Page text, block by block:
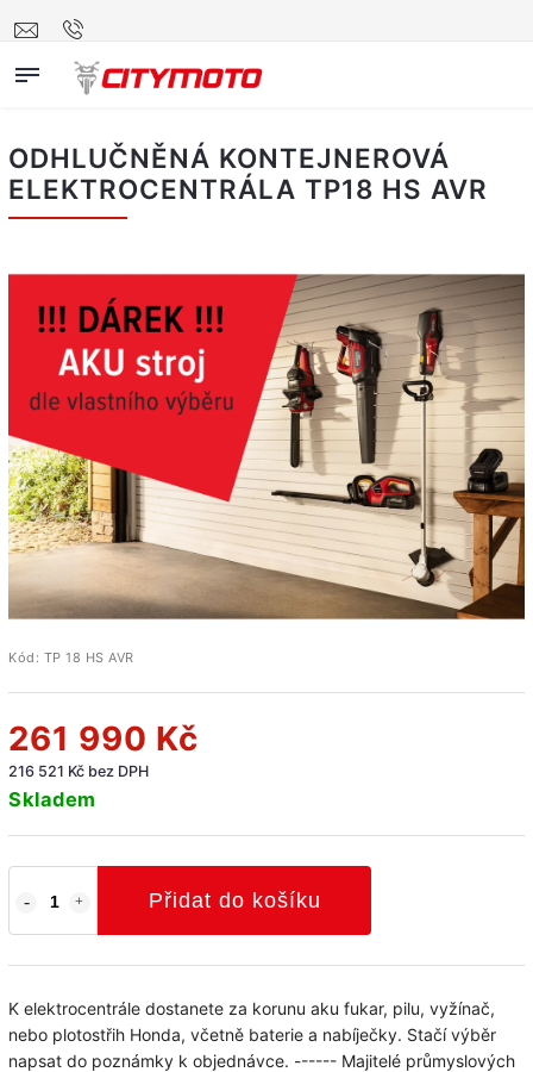
ODHLUČNĚNÁ KONTEJNEROVÁ
ELEKTROCENTRÁLA TP18 HS AVR
Kód: TP 18 HS AVR
261 990 Kč
216 521 Kč bez DPH
Skladem
Přidat do košíku
K elektrocentrále dostanete za korunu aku fukar, pilu, vyžínač,
nebo plotostřih Honda, včetně baterie a nabíječky. Stačí výběr
napsat do poznámky k objednávce. ------ Majitelé průmyslových